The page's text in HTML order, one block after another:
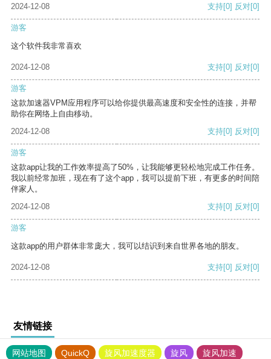
2024-12-08 支持[0] 反对[0]
游客
这个软件我非常喜欢
2024-12-08 支持[0] 反对[0]
游客
这款加速器VPM应用程序可以给你提供最高速度和安全性的连接，并帮
助你在网络上自由移动。
2024-12-08
支持[0] 反对[0]
游客
这款app让我的工作效率提高了50%，让我能够更轻松地完成工作任务。
我以前经常加班，现在有了这个app，我可以提前下班，有更多的时间陪
伴家人。
2024-12-08
支持[0] 反对[0]
游客
这款app的用户群体非常庞大，我可以结识到来自世界各地的朋友。
2024-12-08 支持[0] 反对[0]
友情链接
网站地图 QuickQ 旋风加速度器 旋风
旋风加速